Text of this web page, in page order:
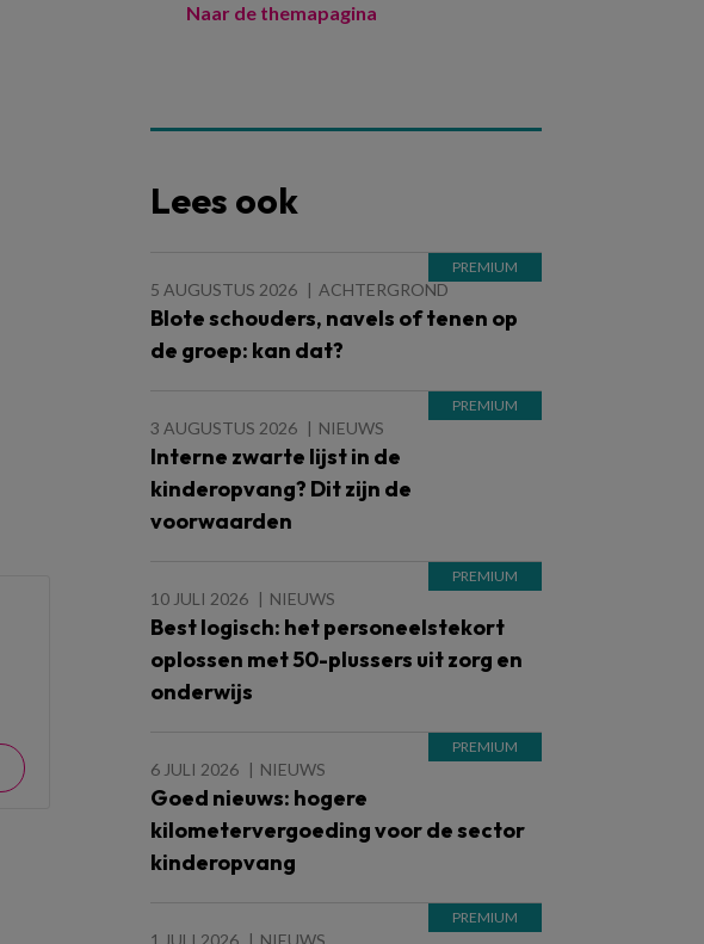
Naar de themapagina
Lees ook
5 AUGUSTUS 2026 ACHTERGROND
Blote schouders, navels of tenen op
de groep: kan dat?
3 AUGUSTUS 2026 NIEUWS
Interne zwarte lijst in de
kinderopvang? Dit zijn de
voorwaarden
10 JULI 2026 NIEUWS
Best logisch: het personeelstekort
oplossen met 50-plussers uit zorg en
onderwijs
6 JULI 2026 NIEUWS
Goed nieuws: hogere
kilometervergoeding voor de sector
kinderopvang
1 JULI 2026 NIEUWS